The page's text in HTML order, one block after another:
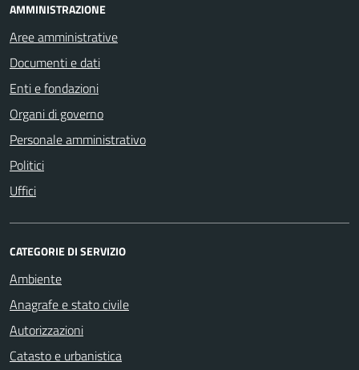
AMMINISTRAZIONE
Aree amministrative
Documenti e dati
Enti e fondazioni
Organi di governo
Personale amministrativo
Politici
Uffici
CATEGORIE DI SERVIZIO
Ambiente
Anagrafe e stato civile
Autorizzazioni
Catasto e urbanistica